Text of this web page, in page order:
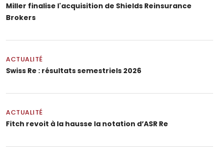
Miller finalise l'acquisition de Shields Reinsurance
Brokers
ACTUALITÉ
Swiss Re : résultats semestriels 2026
ACTUALITÉ
Fitch revoit à la hausse la notation d’ASR Re